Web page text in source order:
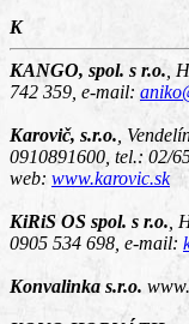
K
KANGO, spol. s r.o.
742 359, e-mail:
Karovič, s.r.o.
0910891600, tel.: 02/
web: www.karovic.sk
KiRiS OS spol. s r.o.
0905 534 698, e-mail:
Konvalinka s.r.o.